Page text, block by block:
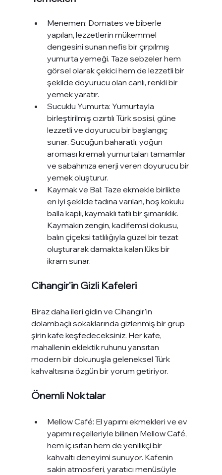
Menemen: Domates ve biberle
yapılan, lezzetlerin mükemmel
dengesini sunan nefis bir çırpılmış
yumurta yemeği. Taze sebzeler hem
görsel olarak çekici hem de lezzetli bir
şekilde doyurucu olan canlı, renkli bir
yemek yaratır.
Sucuklu Yumurta: Yumurtayla
birleştirilmiş cızırtılı Türk sosisi, güne
lezzetli ve doyurucu bir başlangıç
sunar. Sucuğun baharatlı, yoğun
aroması kremalı yumurtaları tamamlar
ve sabahınıza enerji veren doyurucu bir
yemek oluşturur.
Kaymak ve Bal: Taze ekmekle birlikte
en iyi şekilde tadına varılan, hoş kokulu
balla kaplı, kaymaklı tatlı bir şımarıklık.
Kaymakın zengin, kadifemsi dokusu,
balın çiçeksi tatlılığıyla güzel bir tezat
oluşturarak damakta kalan lüks bir
ikram sunar.
Cihangir'in Gizli Kafeleri
Biraz daha ileri gidin ve Cihangir'in
dolambaçlı sokaklarında gizlenmiş bir grup
şirin kafe keşfedeceksiniz. Her kafe,
mahallenin eklektik ruhunu yansıtan
modern bir dokunuşla geleneksel Türk
kahvaltısına özgün bir yorum getiriyor.
Önemli Noktalar
Mellow Café: El yapımı ekmekleri ve ev
yapımı reçelleriyle bilinen Mellow Café,
hem iç ısıtan hem de yenilikçi bir
kahvaltı deneyimi sunuyor. Kafenin
sakin atmosferi, yaratıcı menüsüyle